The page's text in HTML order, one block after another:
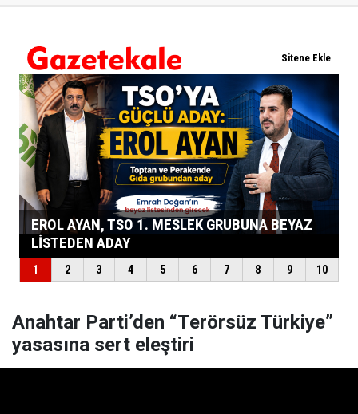
Anahtar Parti’den “Terörsüz Türkiye”
yasasına sert eleştiri